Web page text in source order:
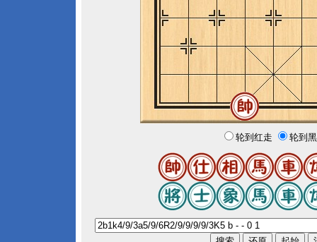
轮到红走 轮到